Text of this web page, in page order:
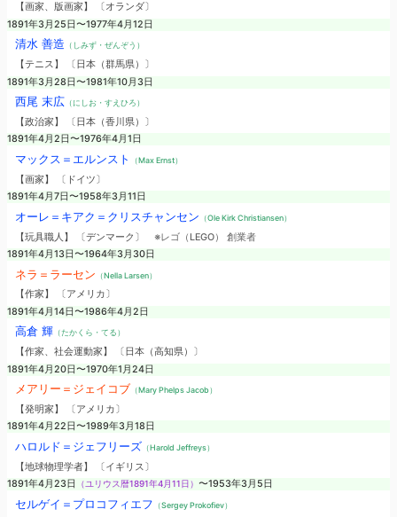
【画家、版画家】 〔オランダ〕
1891年3月25日〜1977年4月12日
清水 善造 （しみず・ぜんぞう）
【テニス】 〔日本（群馬県）〕
1891年3月28日〜1981年10月3日
西尾 末広 （にしお・すえひろ）
【政治家】 〔日本（香川県）〕
1891年4月2日〜1976年4月1日
マックス＝エルンスト （Max Ernst）
【画家】 〔ドイツ〕
1891年4月7日〜1958年3月11日
オーレ＝キアク＝クリスチャンセン （Ole Kirk Christiansen）
【玩具職人】 〔デンマーク〕 ※レゴ（LEGO） 創業者
1891年4月13日〜1964年3月30日
ネラ＝ラーセン （Nella Larsen）
【作家】 〔アメリカ〕
1891年4月14日〜1986年4月2日
高倉 輝（たかくら・てる）
【作家、社会運動家】 〔日本（高知県）〕
1891年4月20日〜1970年1月24日
メアリー＝ジェイコブ （Mary Phelps Jacob）
【発明家】 〔アメリカ〕
1891年4月22日〜1989年3月18日
ハロルド＝ジェフリーズ （Harold Jeffreys）
【地球物理学者】 〔イギリス〕
1891年4月23日
（ユリウス暦1891年4月11日） 〜1953年3月5日
セルゲイ＝プロコフィエフ （Sergey Prokofiev）